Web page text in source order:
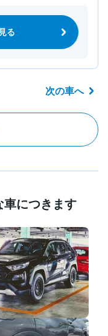
る
次の車へ
車につきます